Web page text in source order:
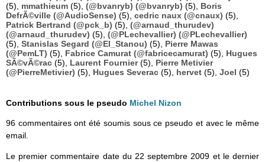
(5), mmathieum (5), (@bvanryb) (@bvanryb) (5), Boris
DefrÃ©ville (@AudioSense) (5), cedric naux (@cnaux) (5),
Patrick Bertrand (@pck_b) (5), (@arnaud_thurudev)
(@arnaud_thurudev) (5), (@PLechevallier) (@PLechevallier)
(5), Stanislas Segard (@El_Stanou) (5), Pierre Mawas
(@PemLT) (5), Fabrice Camurat (@fabricecamurat) (5), Hugues
SÃ©vÃ©rac (5), Laurent Fournier(5), Pierre Metivier
(@PierreMetivier) (5), Hugues Severac (5), hervet (5), Joel (5)
Contributions sous le pseudo Michel Nizon
96 commentaires ont été soumis sous ce pseudo et avec le même
email.
Le premier commentaire date du 22 septembre 2009 et le dernier